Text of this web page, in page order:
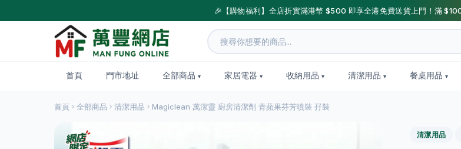
🎉【購物福利】全店折實滿港幣 $500 即享全港免費送貨上門！滿
首頁 門市地址 全部商品 家居電器 收納用品 清潔用品 餐桌用品
首頁 全部商品 清潔用品 Magiclean 萬潔靈 廚房清潔劑 青蘋果芬芳噴裝 孖裝
清潔用品